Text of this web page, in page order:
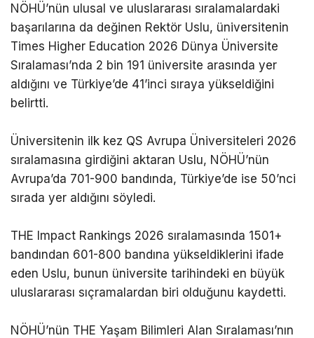
NÖHÜ’nün ulusal ve uluslararası sıralamalardaki
başarılarına da değinen Rektör Uslu, üniversitenin
Times Higher Education 2026 Dünya Üniversite
Sıralaması’nda 2 bin 191 üniversite arasında yer
aldığını ve Türkiye’de 41’inci sıraya yükseldiğini
belirtti.
Üniversitenin ilk kez QS Avrupa Üniversiteleri 2026
sıralamasına girdiğini aktaran Uslu, NÖHÜ’nün
Avrupa’da 701-900 bandında, Türkiye’de ise 50’nci
sırada yer aldığını söyledi.
THE Impact Rankings 2026 sıralamasında 1501+
bandından 601-800 bandına yükseldiklerini ifade
eden Uslu, bunun üniversite tarihindeki en büyük
uluslararası sıçramalardan biri olduğunu kaydetti.
NÖHÜ’nün THE Yaşam Bilimleri Alan Sıralaması’nın